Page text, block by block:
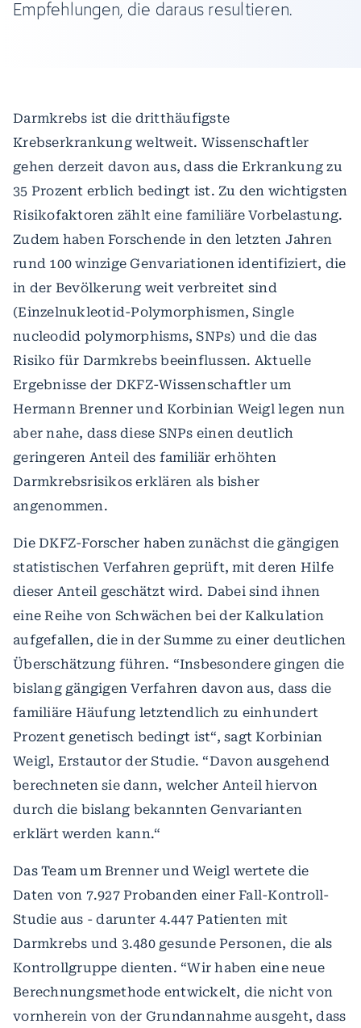
Empfehlungen, die daraus resultieren.
Darmkrebs ist die dritthäufigste
Krebserkrankung weltweit. Wissenschaftler
gehen derzeit davon aus, dass die Erkrankung zu
35 Prozent erblich bedingt ist. Zu den wichtigsten
Risikofaktoren zählt eine familiäre Vorbelastung.
Zudem haben Forschende in den letzten Jahren
rund 100 winzige Genvariationen identifiziert, die
in der Bevölkerung weit verbreitet sind
(Einzelnukleotid-Polymorphismen, Single
nucleodid polymorphisms, SNPs) und die das
Risiko für Darmkrebs beeinflussen. Aktuelle
Ergebnisse der DKFZ-Wissenschaftler um
Hermann Brenner und Korbinian Weigl legen nun
aber nahe, dass diese SNPs einen deutlich
geringeren Anteil des familiär erhöhten
Darmkrebsrisikos erklären als bisher
angenommen.
Die DKFZ-Forscher haben zunächst die gängigen
statistischen Verfahren geprüft, mit deren Hilfe
dieser Anteil geschätzt wird. Dabei sind ihnen
eine Reihe von Schwächen bei der Kalkulation
aufgefallen, die in der Summe zu einer deutlichen
Überschätzung führen. “Insbesondere gingen die
bislang gängigen Verfahren davon aus, dass die
familiäre Häufung letztendlich zu einhundert
Prozent genetisch bedingt ist“, sagt Korbinian
Weigl, Erstautor der Studie. “Davon ausgehend
berechneten sie dann, welcher Anteil hiervon
durch die bislang bekannten Genvarianten
erklärt werden kann.“
Das Team um Brenner und Weigl wertete die
Daten von 7.927 Probanden einer Fall-Kontroll-
Studie aus - darunter 4.447 Patienten mit
Darmkrebs und 3.480 gesunde Personen, die als
Kontrollgruppe dienten. “Wir haben eine neue
Berechnungsmethode entwickelt, die nicht von
vornherein von der Grundannahme ausgeht, dass